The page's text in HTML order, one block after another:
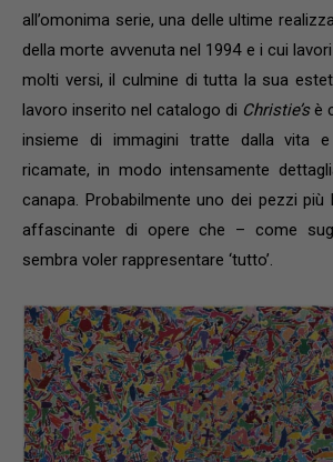
all’omonima serie, una delle ultime
della morte avvenuta nel 1994 e i cui
molti versi, il culmine di tutta la sua
lavoro inserito nel catalogo di Christie’sè
insieme di immagini tratte dalla vita e
ricamate, in modo intensamente
canapa. Probabilmente uno dei pezzi più
affascinante di opere che – come
sembra voler rappresentare ‘tutto’.